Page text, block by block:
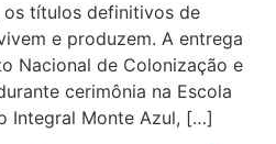
títulos definitivos de
e produzem. A entrega
Nacional de Colonização e
cerimônia na Escola
Integral Monte Azul, […]